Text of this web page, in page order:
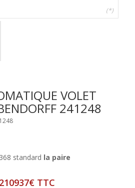
(*)
VOLET
241248
standard la paire
TTC